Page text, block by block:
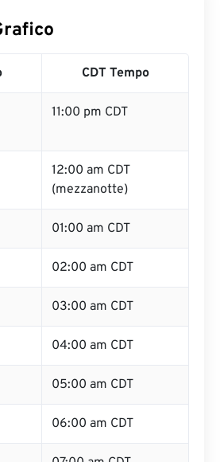
CDT Tempo
11:00 pm CDT
12:00 am CDT
(mezzanotte)
01:00 am CDT
02:00 am CDT
03:00 am CDT
04:00 am CDT
05:00 am CDT
06:00 am CDT